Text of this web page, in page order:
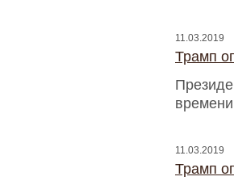
11.03.2019
Трамп
времени
11.03.2019
Трамп